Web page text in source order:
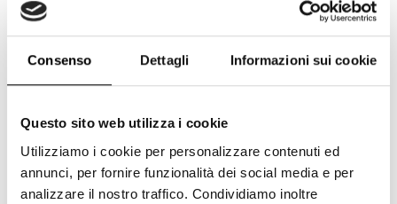
Consenso Dettagli Informazioni sui cookie
Questo sito web utilizza i cookie
Utilizziamo i cookie per personalizzare contenuti ed
annunci, per fornire funzionalità dei social media e per
analizzare il nostro traffico. Condividiamo inoltre
Corsair
(7)
Cullmann
(1)
Dorr
Duracell
Elgato